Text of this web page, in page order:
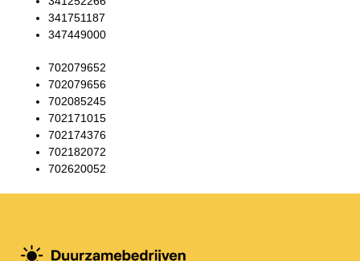
341751187
347449000
702079652
702079656
702085245
702171015
702174376
702182072
702620052